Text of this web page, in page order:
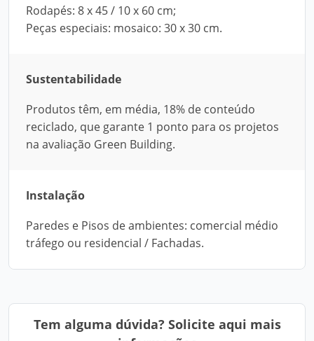
Rodapés: 8 x 45 / 10 x 60 cm;
Peças especiais: mosaico: 30 x 30 cm.
Sustentabilidade
Produtos têm, em média, 18% de conteúdo
reciclado, que garante 1 ponto para os projetos
na avaliação Green Building.
Instalação
Paredes e Pisos de ambientes: comercial médio
tráfego ou residencial / Fachadas.
Tem alguma dúvida? Solicite aqui mais